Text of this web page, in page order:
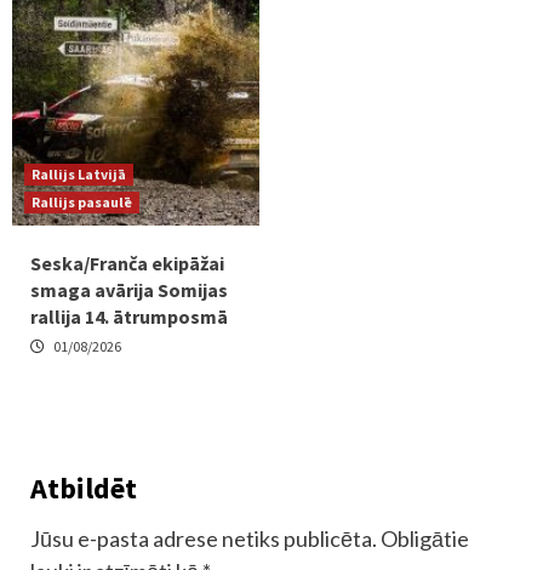
Rallijs Latvijā
Rallijs pasaulē
Seska/Franča ekipāžai
smaga avārija Somijas
rallija 14. ātrumposmā
01/08/2026
Atbildēt
Jūsu e-pasta adrese netiks publicēta. Obligātie